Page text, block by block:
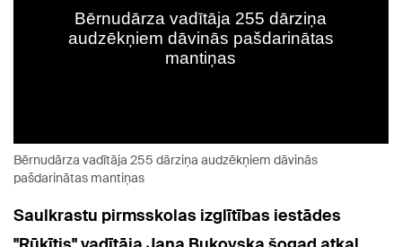
Bērnudārza vadītāja 255 dārziņa audzēkņiem dāvinās
pašdarinātas mantiņas
Saulkrastu pirmsskolas izglītības iestādes